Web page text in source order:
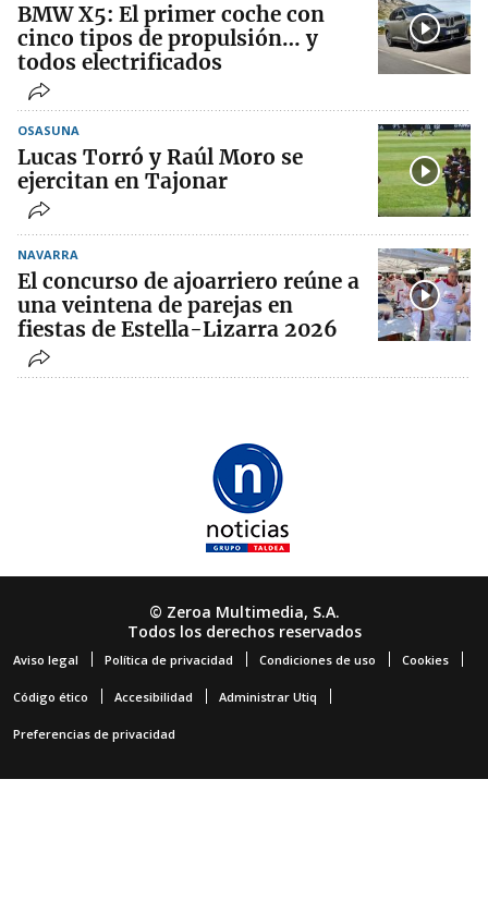
BMW X5: El primer coche con
cinco tipos de propulsión… y
todos electrificados
OSASUNA
Lucas Torró y Raúl Moro se
ejercitan en Tajonar
NAVARRA
El concurso de ajoarriero reúne a
una veintena de parejas en
fiestas de Estella-Lizarra 2026
© Zeroa Multimedia, S.A.
Todos los derechos reservados
Aviso legal Política de privacidad Condiciones de uso Cookies
Código ético Accesibilidad Administrar Utiq
Preferencias de privacidad